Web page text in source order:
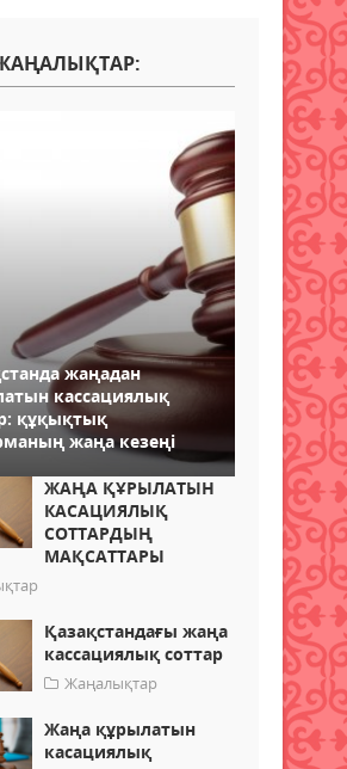
жаңадан
кассациялық
құқықтық
жаңа кезеңі
ЖАҢА ҚҰРЫЛАТЫН
КАСАЦИЯЛЫҚ
СОТТАРДЫҢ
МАҚСАТТАРЫ
Қазақстандағы жаңа
кассациялық соттар
Жаңалықтар
Жаңа құрылатын
касациялық